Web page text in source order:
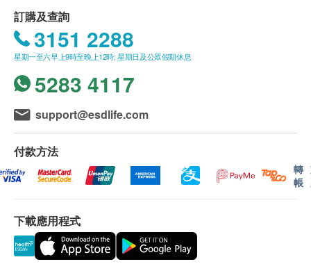
或激素，性質溫和無不良副作用，可安心長期服用。
適合對象
急性或慢性鼻炎
花粉、灰塵等引致之過敏
倒流、不適或其他鼻腔問題
呼吸不暢、痰多久嗽
每天3次每次1粒；需要人士每天3次每次2-3粒，建議
產品成份
Myrtle Oil(桃金娘油) - 100mg
費。
Great Well將於確定訂單後3個工作天內安排發
貨。
疫情下的順豐速運的最新服務安排 – 部份地區暫停
或提供有限度服務，請客戶填寫順豐站/順豐
locker地址，以便收取貨品。
不排除運送時間會因節日而有所影響。當八號烈風
訊號懸掛或黑色暴雨警告生效時，送貨服務時間將
會延遲。
所有訂單須視乎相關貨品的供應情況再作最後確
易有權拒絕接受該訂單，並且會於送貨前透過電話
或電郵通知顧客再作安排。
訂購及查詢
3151 2288
星期一至六早上9時至晚上12時; 星期日及公眾假期休息
5283 4117
support@esdlife.com
付款方法
轉
帳
下載應用程式